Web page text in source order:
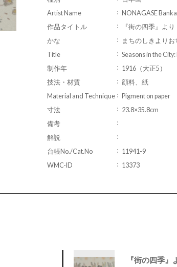
Artist Name
NONAGASE Banka
作品タイトル
『街の四季』より
かな
まちのしきよりお
Title
Seasons in the
制作年
1916（大正5）
技法・材質
顔料、紙
Material and Technique
Pigment on paper
寸法
23.8×35.8cm
備考
解説
台帳No./Cat.No
11941-9
WMC-ID
13373
『街の四季』